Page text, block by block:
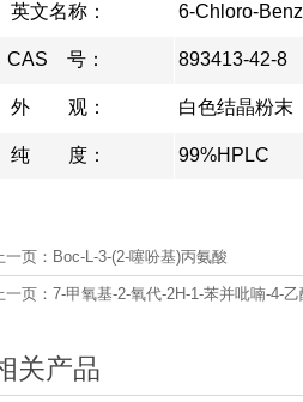
英文名称： 6-Chloro-
CAS 号： 893413-42-8
外 观： 白色结晶粉末
纯 度： 99%HPLC
上一页： Boc-L-3-(2-噻吩基)丙氨酸
一页： 7-甲氧基-2-氧代-2H-1-苯并吡喃-4-
关产品